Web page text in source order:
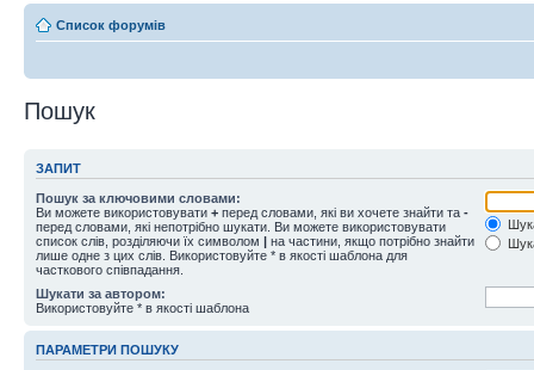
Список форумів
Пошук
ЗАПИТ
Пошук за ключовими словами:
Ви можете використовувати + перед словами, які ви хочете знайти та -
перед словами, які непотрібно шукати. Ви можете використовувати
список слів, розділяючи їх символом | на частини, якщо потрібно знайти
лише одне з цих слів. Використовуйте * в якості шаблона для
часткового співпадання.
Шукати за автором:
Використовуйте * в якості шаблона
ПАРАМЕТРИ ПОШУКУ